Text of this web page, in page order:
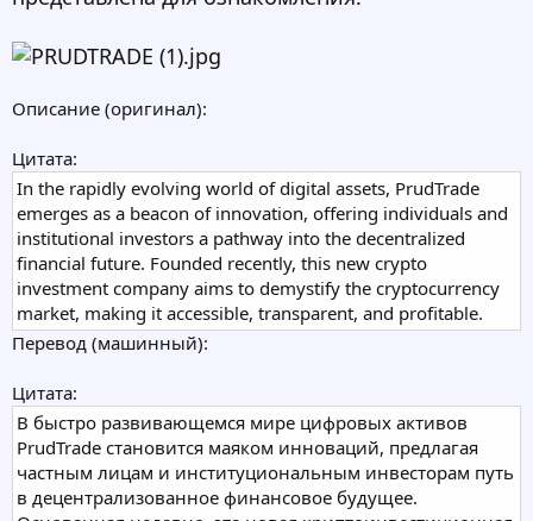
Описание (оригинал):
Цитата:
In the rapidly evolving world of digital assets, PrudTrade
emerges as a beacon of innovation, offering individuals and
institutional investors a pathway into the decentralized
financial future. Founded recently, this new crypto
investment company aims to demystify the cryptocurrency
market, making it accessible, transparent, and profitable.
Перевод (машинный):
Цитата:
В быстро развивающемся мире цифровых активов
PrudTrade становится маяком инноваций, предлагая
частным лицам и институциональным инвесторам путь
в децентрализованное финансовое будущее.